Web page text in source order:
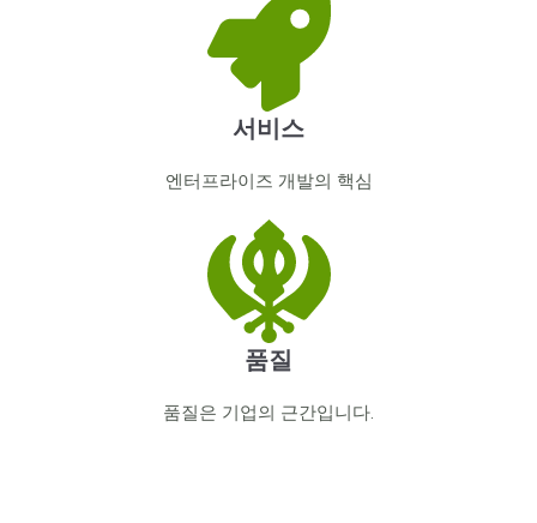
서비스
엔터프라이즈 개발의 핵심
품질
품질은 기업의 근간입니다.